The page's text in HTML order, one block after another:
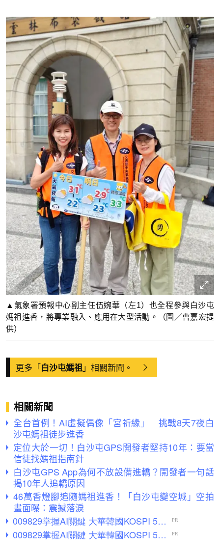
▲氣象署預報中心副主任伍婉華（左1）也全程參與白沙屯
媽祖進香，將專業融入、應用在大型活動。（圖／曹嘉宏提
供）
更多「白沙屯媽祖」相關新聞。
相關新聞
全台首例！AI虛擬偶像「宮祈緣」 挑戰8天7夜白
沙屯媽祖徒步進香
定位大於一切！白沙屯GPS開發者堅持10年：要當
信徒找媽祖指南針
白沙屯GPS App為何不放設備進轎？開發者一句話
揭10年人追轎原因
46萬香燈腳追隨媽祖進香！「白沙屯變空城」空拍
畫面曝：震撼落淚